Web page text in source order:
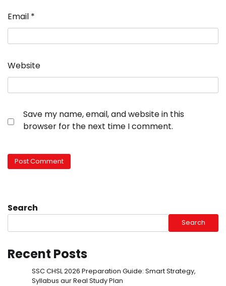
Email *
Website
Save my name, email, and website in this
browser for the next time I comment.
Search
Search
Recent Posts
SSC CHSL 2026 Preparation Guide: Smart Strategy,
Syllabus aur Real Study Plan